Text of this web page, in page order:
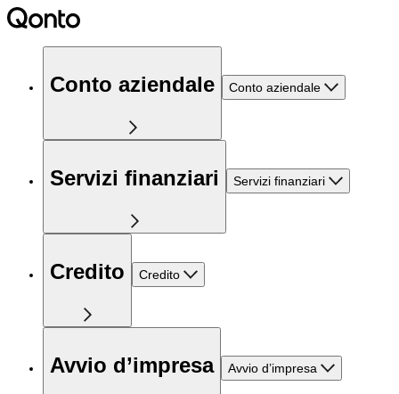
Conto aziendale Conto aziendale
Servizi finanziari Servizi finanziari
Credito Credito
Avvio d’impresa Avvio d’impresa